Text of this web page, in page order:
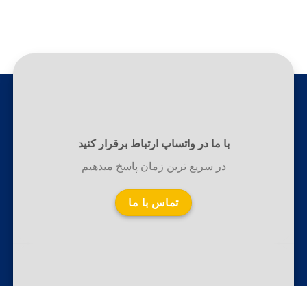
با ما در واتساپ ارتباط برقرار کنید
در سریع ترین زمان پاسخ میدهیم
تماس با ما